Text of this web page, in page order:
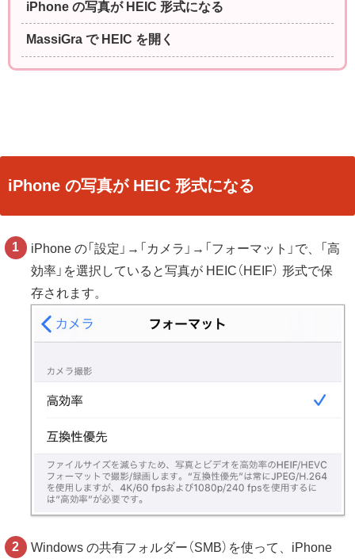
iPhone の写真が HEIC 形式になる
MassiGra で HEIC を開く
iPhone の写真が HEIC 形式になる
iPhone の「設定」→「カメラ」→「フォーマット」で、「高
効率」を選択していると写真が HEIC（HEIF） 形式で保
存されます。
Windows の共有フォルダー（SMB）を使って、iPhone